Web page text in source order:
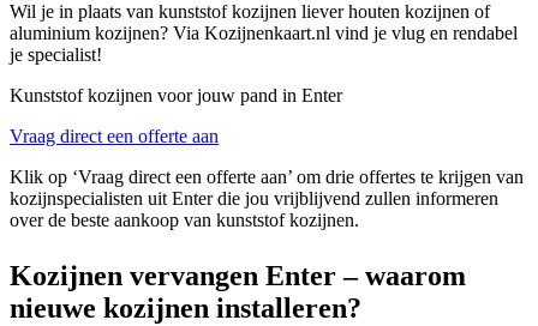
Wil je in plaats van kunststof kozijnen liever houten kozijnen of
aluminium kozijnen? Via Kozijnenkaart.nl vind je vlug en rendabel
je specialist!
Kunststof kozijnen voor jouw pand in Enter
Vraag direct een offerte aan
Klik op ‘Vraag direct een offerte aan’ om drie offertes te krijgen van
kozijnspecialisten uit Enter die jou vrijblijvend zullen informeren
over de beste aankoop van kunststof kozijnen.
Kozijnen vervangen Enter – waarom
nieuwe kozijnen installeren?